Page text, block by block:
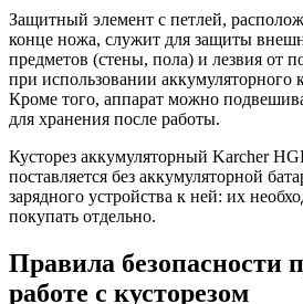
Защитный элемент с петлей,
конце ножа, служит для защиты
предметов (стены, пола) и лезвия от
при использовании аккумуляторного
Кроме того, аппарат можно
для хранения после работы.
Кусторез аккумуляторный Karcher
поставляется без аккумуляторной
зарядного устройства к ней: их
покупать отдельно.
Правила безопасности
работе с кусторезом